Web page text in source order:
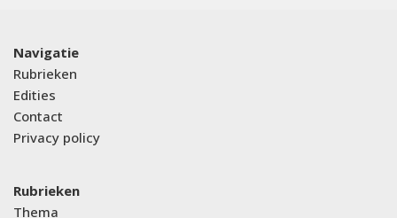
Navigatie
Rubrieken
Edities
Contact
Privacy policy
Rubrieken
Thema